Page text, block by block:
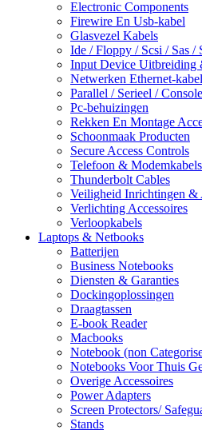
Electronic Components
Firewire En Usb-kabel
Glasvezel Kabels
Ide / Floppy / Scsi / Sas /
Input Device Uitbreiding
Netwerken Ethernet-
Parallel / Serieel /
Pc-behuizingen
Rekken En Montage
Schoonmaak Producten
Secure Access Controls
Telefoon & Modemkabels
Thunderbolt Cables
Veiligheid Inrichtingen &
Verlichting Accessoires
Verloopkabels
Laptops & Netbooks
Batterijen
Business Notebooks
Diensten & Garanties
Dockingoplossingen
Draagtassen
E-book Reader
Macbooks
Notebook (non
Notebooks Voor Thuis
Overige Accessoires
Power Adapters
Screen Protectors/
Stands